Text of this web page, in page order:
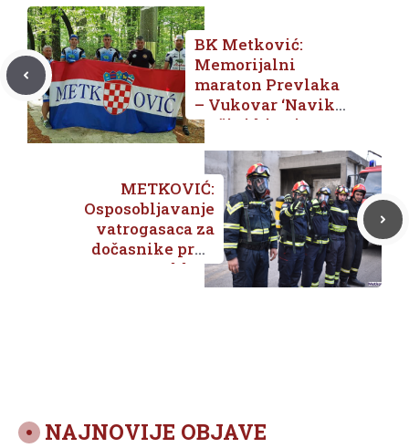
BK Metković:
Memorijalni
maraton Prevlaka
– Vukovar ‘Navik
on živi ki zgine
pošteno’
METKOVIĆ:
Osposobljavanje
vatrogasaca za
dočasnike prve
klase
NAJNOVIJE OBJAVE